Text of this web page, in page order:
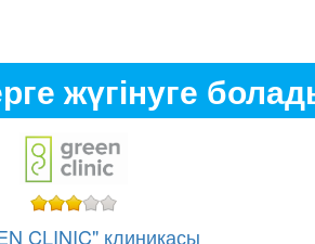
жүгінуге
CLINIC" клиникасы